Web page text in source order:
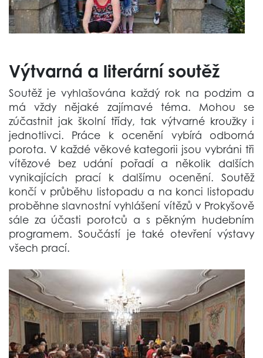
Výtvarná a literární soutěž
Soutěž je vyhlašována každý rok na podzim a
má vždy nějaké zajímavé téma. Mohou se
zúčastnit jak školní třídy, tak výtvarné kroužky i
jednotlivci. Práce k ocenění vybírá odborná
porota. V každé věkové kategorii jsou vybráni tři
vítězové bez udání pořadí a několik dalších
vynikajících prací k dalšímu ocenění. Soutěž
končí v průběhu listopadu a na konci listopadu
proběhne slavnostní vyhlášení vítězů v Prokyšově
sále za účasti porotců a s pěkným hudebním
programem. Součástí je také otevření výstavy
všech prací.